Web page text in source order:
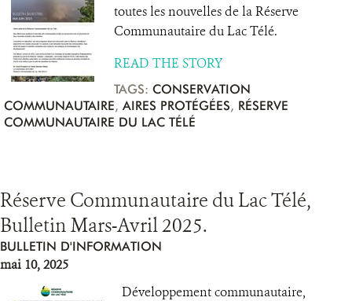
toutes les nouvelles de la Réserve
Communautaire du Lac Télé.
READ THE STORY
TAGS: CONSERVATION
COMMUNAUTAIRE, AIRES PROTÉGÉES, RÉSERVE
COMMUNAUTAIRE DU LAC TÉLÉ
Réserve Communautaire du Lac Télé,
Bulletin Mars-Avril 2025.
BULLETIN D'INFORMATION
mai 10, 2025
Développement communautaire,